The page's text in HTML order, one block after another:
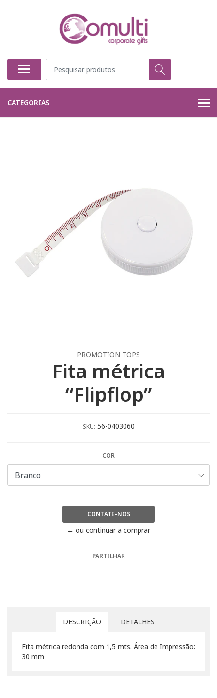
CATEGORIAS
PROMOTION TOPS
Fita métrica
“Flipflop”
SKU: 56-0403060
COR
CONTATE-NOS
← ou continuar a comprar
PARTILHAR
DESCRIÇÃO DETALHES
Fita métrica redonda com 1,5 mts. Área de Impressão:
30 mm